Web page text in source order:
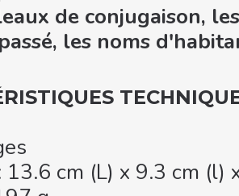
de conjugaison,
les noms
13.6 cm (L) x 9.3 cm (l)